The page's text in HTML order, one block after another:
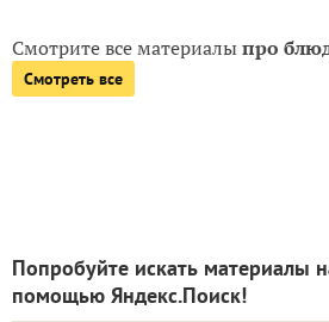
Смотрите все материалыпро
Смотреть все
Попробуйте искать материалы
помощью Яндекс.Поиск!